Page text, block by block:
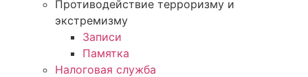
Противодействие терроризму и
экстремизму
Записи
Памятка
Налоговая служба